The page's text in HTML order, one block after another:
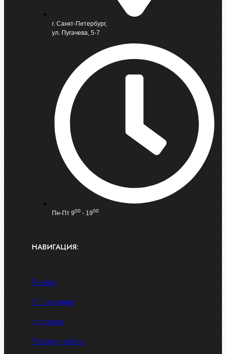
г. Санкт-Петербург,
ул. Пугачева, 5-7
Пн-Пт 900 - 1900
НАВИГАЦИЯ:
Главная
О компании
Доставка
Условия работы